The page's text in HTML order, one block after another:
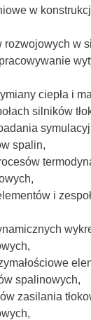
w
rozwojowych w
ciepła i
silników
spalin,
i
spalinowych,
zasilania